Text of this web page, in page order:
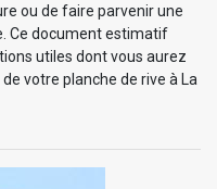
ou de faire parvenir une
Ce document estimatif
utiles dont vous aurez
votre planche de rive à La